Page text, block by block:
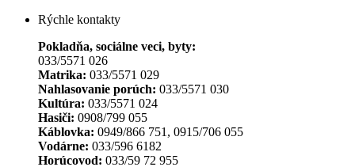
Rýchle kontakty
Pokladňa, sociálne veci, byty:
033/5571 026
Matrika: 033/5571 029
Nahlasovanie porúch: 033/5571 030
Kultúra: 033/5571 024
Hasiči: 0908/799 055
Káblovka: 0949/866 751, 0915/706 055
Vodárne: 033/596 6182
Horúcovod: 033/59 72 955